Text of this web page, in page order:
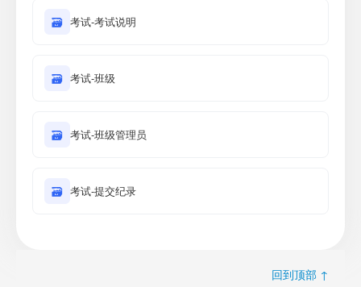
🗃 考试-考试说明
🗃 考试-班级
🗃 考试-班级管理员
🗃 考试-提交纪录
回到顶部 ↑